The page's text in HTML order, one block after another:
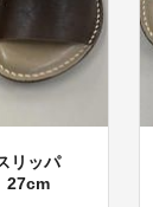
リッパ